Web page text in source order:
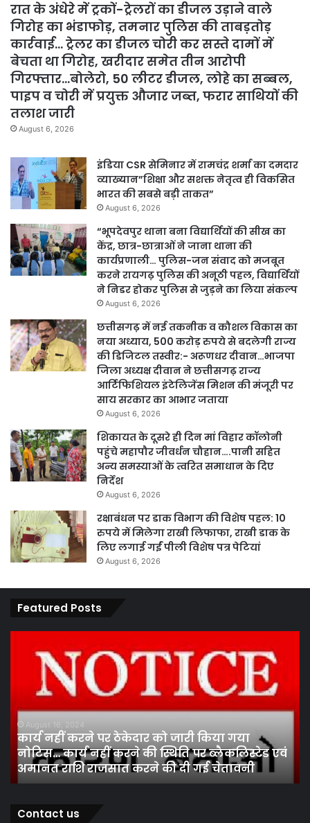
रात के अंधेरे में ट्रकों-ट्रेलरों का डीजल उड़ाने वाले
गिरोह का भंडाफोड़, तमनार पुलिस की ताबड़तोड़
कार्रवाई… ट्रेलर का डीजल चोरी कर सस्ते दामों में
बेचता था गिरोह, खरीदार समेत तीन आरोपी
गिरफ्तार…बोलेरो, 50 लीटर डीजल, लोहे का सब्बल,
पाइप व चोरी में प्रयुक्त औजार जब्त, फरार साथियों की
तलाश जारी
August 6, 2026
इंडिया CSR सेमिनार में रामचंद्र शर्मा का दमदार
व्याख्यान”शिक्षा और सशक्त नेतृत्व ही विकसित
भारत की सबसे बड़ी ताकत”
August 6, 2026
“भूपदेवपुर थाना बना विद्यार्थियों की सीख का
केंद्र, छात्र-छात्राओं ने जाना थाना की
कार्यप्रणाली… पुलिस-जन संवाद को मजबूत
करने रायगढ़ पुलिस की अनूठी पहल, विद्यार्थियों
ने निडर होकर पुलिस से जुड़ने का लिया संकल्प
August 6, 2026
छत्तीसगढ़ में नई तकनीक व कौशल विकास का
नया अध्याय, 500 करोड़ रुपये से बदलेगी राज्य
की डिजिटल तस्वीर:- अरूणधर दीवान…भाजपा
जिला अध्यक्ष दीवान ने छत्तीसगढ़ राज्य
आर्टिफिशियल इंटेलिजेंस मिशन की मंजूरी पर
साय सरकार का आभार जताया
August 6, 2026
शिकायत के दूसरे ही दिन मां विहार कॉलोनी
पहुंचे महापौर जीवर्धन चौहान….पानी सहित
अन्य समस्याओं के त्वरित समाधान के दिए
निर्देश
August 6, 2026
रक्षाबंधन पर डाक विभाग की विशेष पहल: 10
रुपये में मिलेगा राखी लिफाफा, राखी डाक के
लिए लगाई गईं पीली विशेष पत्र पेटियां
August 6, 2026
Featured Posts
ठेकेदार
को
जारी
किया
गया
नोटिस…
कार्य
करने
August 16, 2024
कार्य नहीं करने पर ठेकेदार को जारी किया गया
नोटिस… कार्य नहीं करने की स्थिति पर ब्लैकलिस्टेड एवं
अमानत राशि राजसात करने की दी गई चेतावनी
ने
Contact us